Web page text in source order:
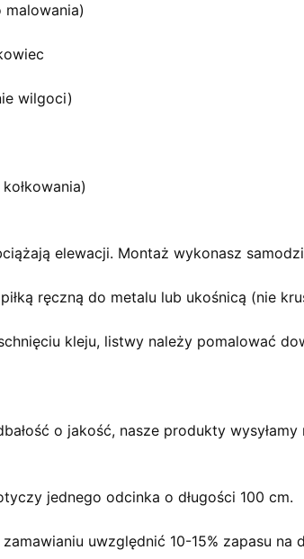
wilgoci)
elewacji. Montaż wykonasz
ręczną do metalu lub ukośnicą (nie
kleju, listwy należy pomalować
o jakość, nasze produkty
jednego odcinka o długości 100 cm.
uwzględnić 10-15% zapasu na